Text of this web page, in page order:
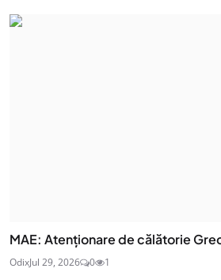
MAE: Atenţionare de călătorie
OdixJul 29, 2026 0 1